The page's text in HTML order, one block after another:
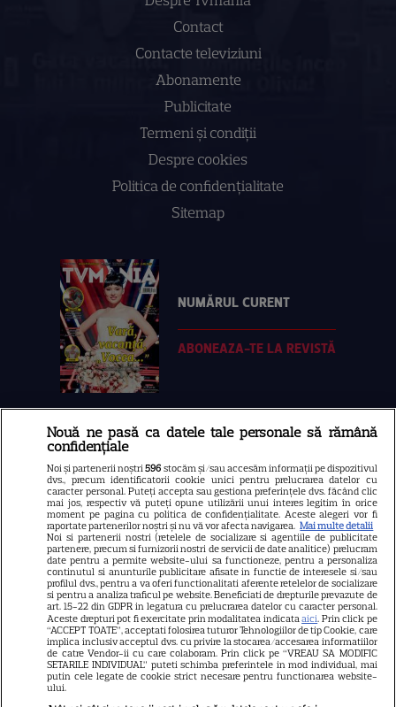
Contact
Contacte televiziuni
Abonamente
Publicitate
Termeni și condiții
Despre cookies
Politica de confidenţialitate
Sitemap
NUMĂRUL CURENT
ABONEAZA-TE LA REVISTĂ
Libertatea
Libertatea pentru femei
GSP
Știri mondene
Avantaje
Elle
Unica
Retete practice
URMĂREȘTE-NE PE
Nouă ne pasă ca datele tale personale să rămână
confidențiale
Noi și partenerii noștri596 stocăm și/sau accesăm informații pe dispozitivul
dvs., precum identificatorii cookie unici pentru prelucrarea datelor cu
caracter personal. Puteți accepta sau gestiona preferințele dvs. făcând clic
mai jos, respectiv vă puteți opune utilizării unui interes legitim în orice
moment pe pagina cu politica de confidențialitate. Aceste alegeri vor fi
raportate partenerilor noștri și nu vă vor afecta navigarea. Mai multe detalii
Noi si partenerii nostri (retelele de socializare si agentiile de publicitate
partenere, precum si furnizorii nostri de servicii de date analitice) prelucram
date pentru a permite website-ului sa functioneze, pentru a personaliza
continutul si anunturile publicitare afisate in functie de interesele si/sau
profilul dvs., pentru a va oferi functionalitati aferente retelelor de socializare
si pentru a analiza traficul pe website. Beneficiati de drepturile prevazute de
art. 15-22 din GDPR in legatura cu prelucrarea datelor cu caracter personal.
Aceste drepturi pot fi exercitate prin modalitatea indicataaici. Prin click pe
“ACCEPT TOATE”, acceptati folosirea tuturor Tehnologiilor de tip Cookie, care
implica inclusiv acceptul dvs. cu privire la stocarea/accesarea informatiilor
de catre Vendor-ii cu care colaboram. Prin click pe “VREAU SA MODIFIC
SETARILE INDIVIDUAL” puteti schimba preferintele in mod individual, mai
putin cele legate de cookie strict necesare pentru functionarea website-
ului.